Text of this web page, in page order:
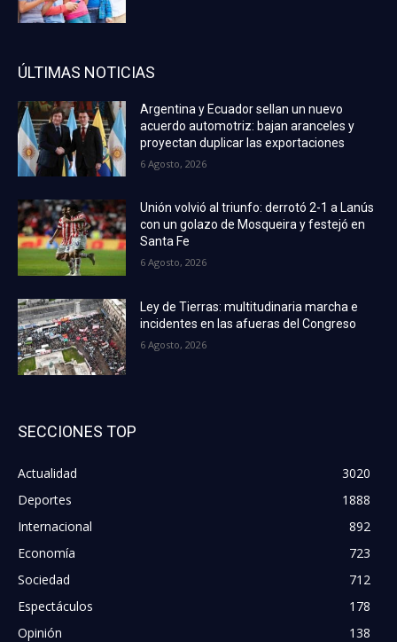
ÚLTIMAS NOTICIAS
Argentina y Ecuador sellan un nuevo
acuerdo automotriz: bajan aranceles y
proyectan duplicar las exportaciones
6 Agosto, 2026
Unión volvió al triunfo: derrotó 2-1 a Lanús
con un golazo de Mosqueira y festejó en
Santa Fe
6 Agosto, 2026
Ley de Tierras: multitudinaria marcha e
incidentes en las afueras del Congreso
6 Agosto, 2026
SECCIONES TOP
Actualidad
3020
Deportes
1888
Internacional
892
Economía
723
Sociedad
712
Espectáculos
178
Opinión
138